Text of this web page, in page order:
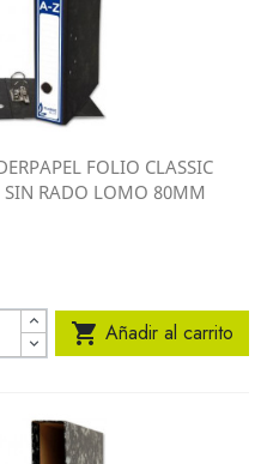
FOLIO CLASSIC
SIN RADO LOMO 80MM
 Añadir al carrito